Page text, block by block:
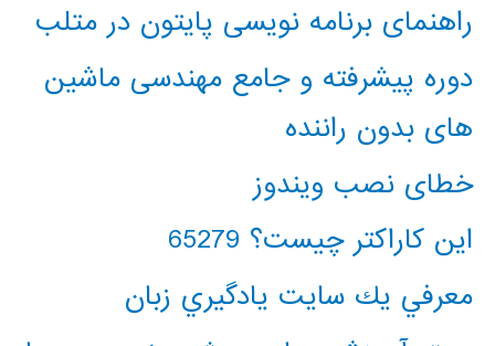
راهنمای برنامه نویسی پایتون در متلب
دوره پیشرفته و جامع مهندسی ماشین
های بدون راننده
خطای نصب ویندوز
این کاراکتر چیست؟ 65279
معرفي يك سايت يادگيري زبان